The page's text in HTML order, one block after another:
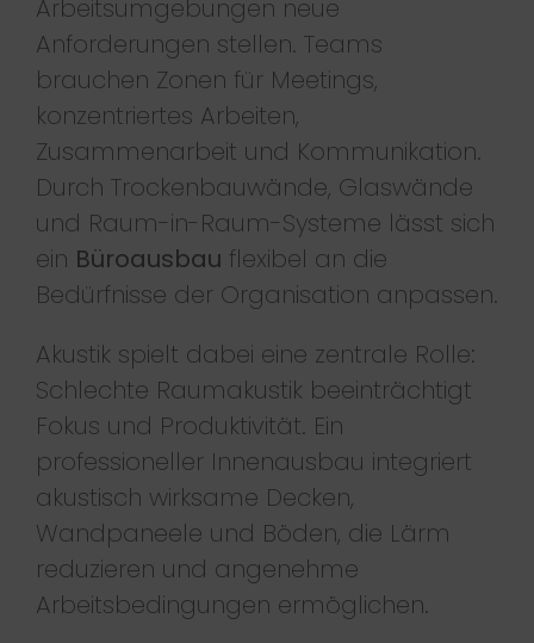
Arbeitsumgebungen neue
Anforderungen stellen. Teams
brauchen Zonen für Meetings,
konzentriertes Arbeiten,
Zusammenarbeit und Kommunikation.
Durch Trockenbauwände, Glaswände
und Raum-in-Raum-Systeme lässt sich
ein Büroausbau flexibel an die
Bedürfnisse der Organisation anpassen.
Akustik spielt dabei eine zentrale Rolle:
Schlechte Raumakustik beeinträchtigt
Fokus und Produktivität. Ein
professioneller Innenausbau integriert
akustisch wirksame Decken,
Wandpaneele und Böden, die Lärm
reduzieren und angenehme
Arbeitsbedingungen ermöglichen.